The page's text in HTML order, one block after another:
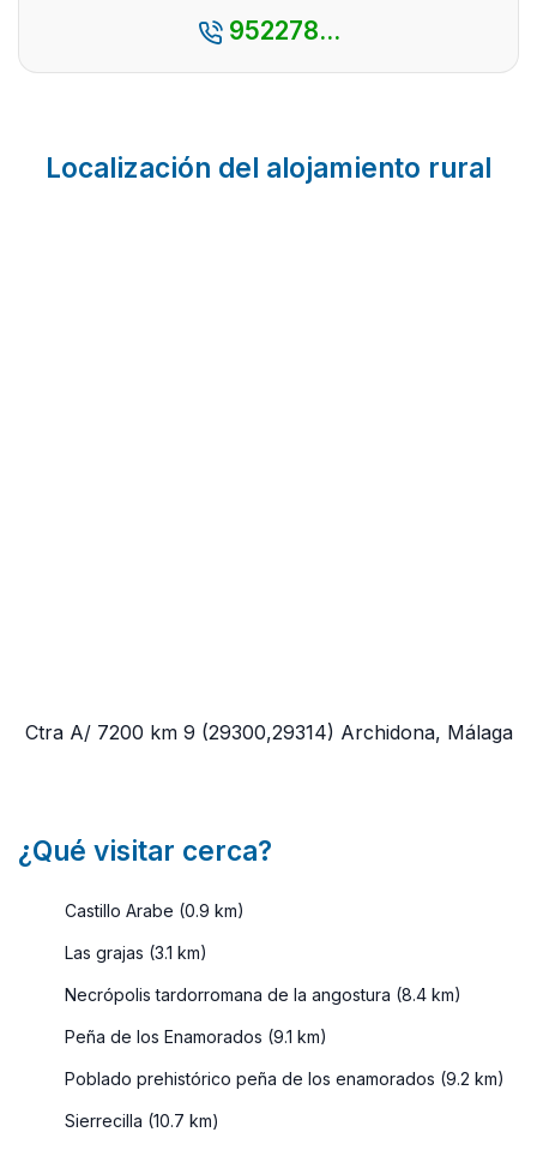
952278...
Localización del alojamiento rural
Ctra A/ 7200 km 9 (29300,29314) Archidona, Málaga
¿Qué visitar cerca?
Castillo Arabe (0.9 km)
Las grajas (3.1 km)
Necrópolis tardorromana de la angostura (8.4 km)
Peña de los Enamorados (9.1 km)
Poblado prehistórico peña de los enamorados (9.2 km)
Sierrecilla (10.7 km)